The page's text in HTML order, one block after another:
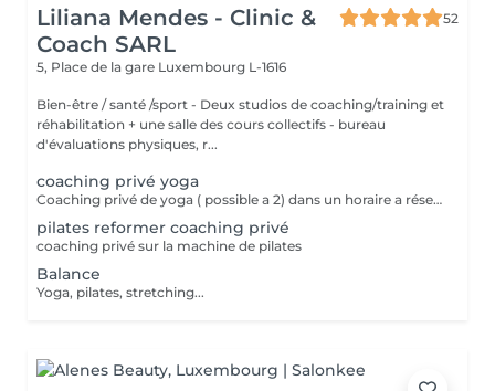
Liliana Mendes - Clinic &
Coach SARL
52
5, Place de la gare Luxembourg L-1616
Bien-être / santé /sport - Deux studios de coaching/training et
réhabilitation + une salle des cours collectifs - bureau
d'évaluations physiques, r...
coaching privé yoga
Coaching privé de yoga ( possible a 2) dans un horaire a réservé
pilates reformer coaching privé
coaching privé sur la machine de pilates
Balance
Yoga, pilates, stretching...